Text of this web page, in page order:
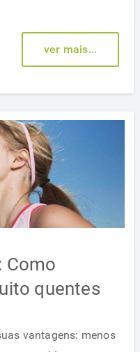
ver mais...
Como
quentes
vantagens: menos